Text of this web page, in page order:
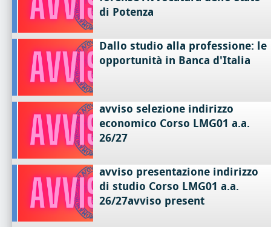
di Potenza
Dallo studio alla professione: le
opportunità in Banca d'Italia
avviso selezione indirizzo
economico Corso LMG01 a.a.
26/27
avviso presentazione indirizzo
di studio Corso LMG01 a.a.
26/27avviso present